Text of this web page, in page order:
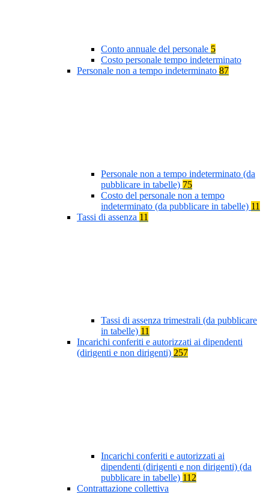
Conto annuale del personale 5
Costo personale tempo indeterminato
Personale non a tempo indeterminato 87
Personale non a tempo indeterminato (da
pubblicare in tabelle) 75
Costo del personale non a tempo
indeterminato (da pubblicare in tabelle) 11
Tassi di assenza 11
Tassi di assenza trimestrali (da pubblicare
in tabelle) 11
Incarichi conferiti e autorizzati ai dipendenti
(dirigenti e non dirigenti) 257
Incarichi conferiti e autorizzati ai
dipendenti (dirigenti e non dirigenti) (da
pubblicare in tabelle) 112
Contrattazione collettiva